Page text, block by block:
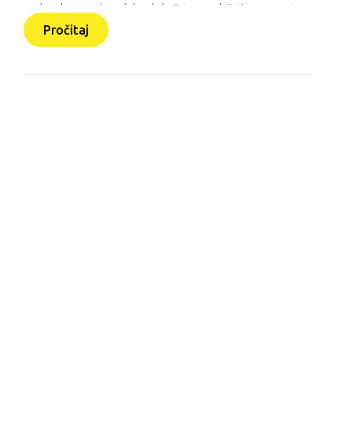
prelazak na novi model rada koji će se odvijati uz pomoć
triju aplikacija: Pomozimo zajedno (javna), HUMH HUB i
HUMH GO (obje interne).
Pročitaj